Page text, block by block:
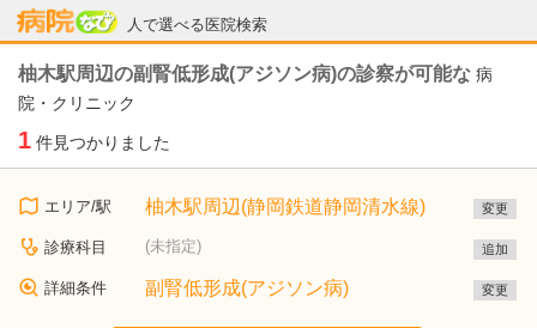
人で選べる医院検索
病院なび
柚木駅周辺の副腎低形成(アジソン病)の診察が可能な 病
院・クリニック
1 件見つかりました
エリア/駅 柚木駅周辺(静岡鉄道静岡清水線) 変更
診療科目 (未指定) 追加
詳細条件 副腎低形成(アジソン病) 変更